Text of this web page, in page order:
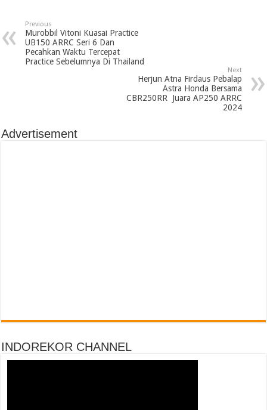
Previous
Murobbil Vitoni Kuasai Practice
UB150 ARRC Seri 6 Dan
Pecahkan Waktu Tercepat
Practice Sebelumnya Di Thailand
Next
Herjun Atna Firdaus Pebalap
Astra Honda Bersama
CBR250RR Juara AP250 ARRC
2024
Advertisement
INDOREKOR CHANNEL